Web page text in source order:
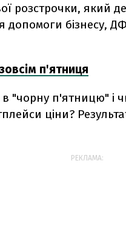
розстрочки, який
допомоги бізнесу,
п'ятниця
"чорну п'ятницю" і
ціни?
РЕКЛАМА: